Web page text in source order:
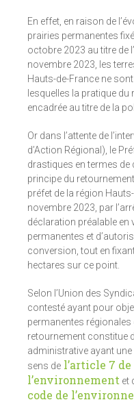
En effet, en raison de
prairies permanentes
octobre 2023 au titre de
novembre 2023, les
Hauts-de-France ne
lesquelles la pratique
encadrée au titre de la
Or dans l’attente de
d’Action Régional), le
drastiques en termes
principe du
préfet de la région
novembre 2023, par
déclaration préalable en
permanentes et
conversion, tout en
hectares sur ce point.
Selon l’Union des
contesté ayant pour
permanentes
retournement constitue
administrative ayant
sens de l’article 7
l’environnement et
code de